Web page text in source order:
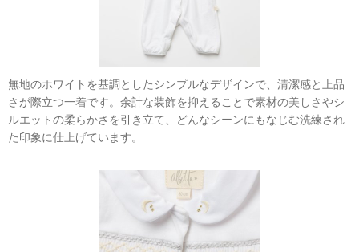
無地のホワイトを基調としたシンプルなデザインで、清潔感と上品
さが際立つ一着です。余計な装飾を抑えることで素材の美しさやシ
ルエットの柔らかさを引き立て、どんなシーンにもなじむ洗練され
た印象に仕上げています。